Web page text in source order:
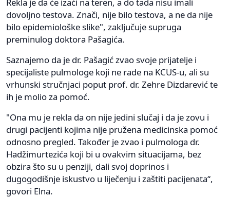
Rekla je da će izaći na teren, a do tada nisu imali
dovoljno testova. Znači, nije bilo testova, a ne da nije
bilo epidemiološke slike", zaključuje supruga
preminulog doktora Pašagića.
Saznajemo da je dr. Pašagić zvao svoje prijatelje i
specijaliste pulmologe koji ne rade na KCUS-u, ali su
vrhunski stručnjaci poput prof. dr. Zehre Dizdarević te
ih je molio za pomoć.
"Ona mu je rekla da on nije jedini slučaj i da je zovu i
drugi pacijenti kojima nije pružena medicinska pomoć
odnosno pregled. Također je zvao i pulmologa dr.
Hadžimurtezića koji bi u ovakvim situacijama, bez
obzira što su u penziji, dali svoj doprinos i
dugogodišnje iskustvo u liječenju i zaštiti pacijenata“,
govori Elna.